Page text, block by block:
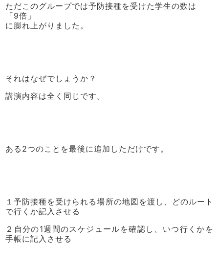
ただこのグループでは予防接種を受けた学生の数は
「9倍」
に膨れ上がりました。
それはなぜでしょうか？
講演内容は全く同じです。
ある2つのことを最後に追加しただけです。
１予防接種を受けられる場所の地図を渡し、どのルート
で行くか記入させる
２自分の1週間のスケジュールを確認し、いつ行くかを
手帳に記入させる